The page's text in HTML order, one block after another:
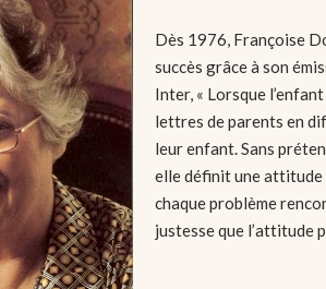
Dès 1976, Françoise
succès grâce à son
Inter, « Lorsque
lettres de parents en
leur enfant. Sans
elle définit une attitude
chaque problème
justesse que l’attitude